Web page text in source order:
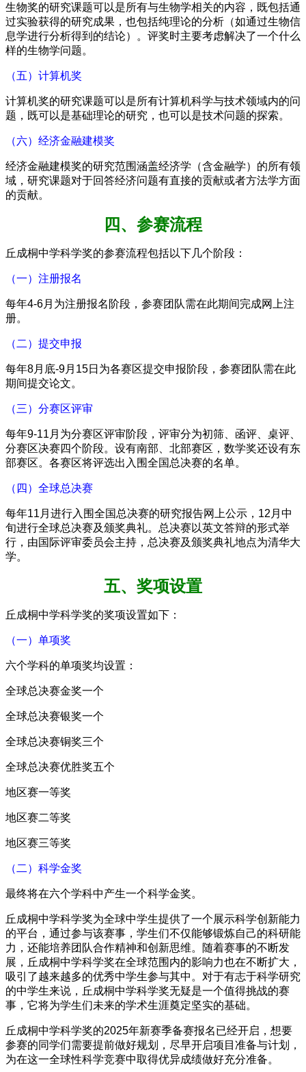
生物奖的研究课题可以是所有与生物学相关的内容，既包括通
过实验获得的研究成果，也包括纯理论的分析（如通过生物信
息学进行分析得到的结论）。评奖时主要考虑解决了一个什么
样的生物学问题。
（五）计算机奖
计算机奖的研究课题可以是所有计算机科学与技术领域内的问
题，既可以是基础理论的研究，也可以是技术问题的探索。
（六）经济金融建模奖
经济金融建模奖的研究范围涵盖经济学（含金融学）的所有领
域，研究课题对于回答经济问题有直接的贡献或者方法学方面
的贡献。
四、参赛流程
丘成桐中学科学奖的参赛流程包括以下几个阶段：
（一）注册报名
每年4-6月为注册报名阶段，参赛团队需在此期间完成网上注
册。
（二）提交申报
每年8月底-9月15日为各赛区提交申报阶段，参赛团队需在此
期间提交论文。
（三）分赛区评审
每年9-11月为分赛区评审阶段，评审分为初筛、函评、桌评、
分赛区决赛四个阶段。设有南部、北部赛区，数学奖还设有东
部赛区。各赛区将评选出入围全国总决赛的名单。
（四）全球总决赛
每年11月进行入围全国总决赛的研究报告网上公示，12月中
旬进行全球总决赛及颁奖典礼。总决赛以英文答辩的形式举
行，由国际评审委员会主持，总决赛及颁奖典礼地点为清华大
学。
五、奖项设置
丘成桐中学科学奖的奖项设置如下：
（一）单项奖
六个学科的单项奖均设置：
全球总决赛金奖一个
全球总决赛银奖一个
全球总决赛铜奖三个
全球总决赛优胜奖五个
地区赛一等奖
地区赛二等奖
地区赛三等奖
（二）科学金奖
最终将在六个学科中产生一个科学金奖。
丘成桐中学科学奖为全球中学生提供了一个展示科学创新能力
的平台，通过参与该赛事，学生们不仅能够锻炼自己的科研能
力，还能培养团队合作精神和创新思维。随着赛事的不断发
展，丘成桐中学科学奖在全球范围内的影响力也在不断扩大，
吸引了越来越多的优秀中学生参与其中。对于有志于科学研究
的中学生来说，丘成桐中学科学奖无疑是一个值得挑战的赛
事，它将为学生们未来的学术生涯奠定坚实的基础。
丘成桐中学科学奖的2025年新赛季备赛报名已经开启，想要
参赛的同学们需要提前做好规划，尽早开启项目准备与计划，
为在这一全球性科学竞赛中取得优异成绩做好充分准备。